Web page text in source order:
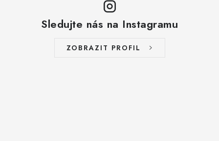
Sledujte nás na Instagramu
ZOBRAZIT PROFIL